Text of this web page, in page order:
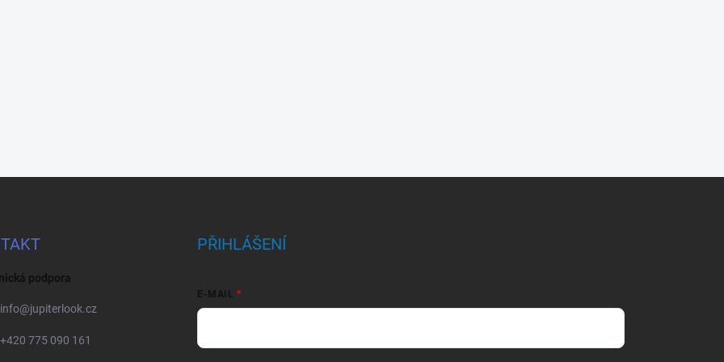
podpora
info@jupiterlook.cz
+420 775 090 161
PŘIHLÁŠENÍ
E-MAIL